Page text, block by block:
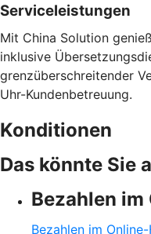
Serviceleistungen
Mit China Solution
inklusive
grenzüberschreitender
Uhr-Kundenbetreuung.
Konditionen
Das könnte Sie
Bezahlen
Bezahlen im